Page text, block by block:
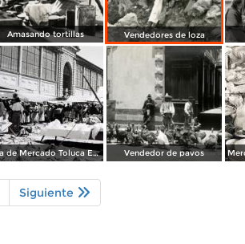
Amasando tortillas Vendedores de loza
Dia de Mercado Toluca Estado de México. Vendedor de pavos
Siguiente